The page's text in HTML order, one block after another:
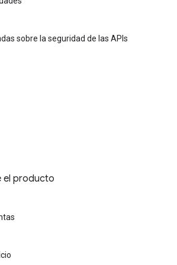
sobre la seguridad de las APIs
el producto